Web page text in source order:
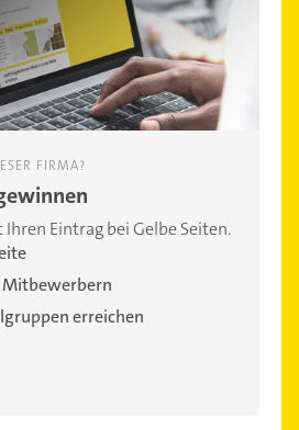
FIRMA?
Eintrag bei Gelbe Seiten.
erreichen